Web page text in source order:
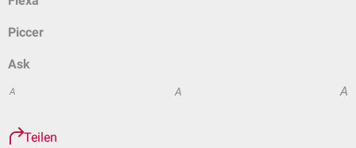
Piccer
Ask
A A A
Teilen